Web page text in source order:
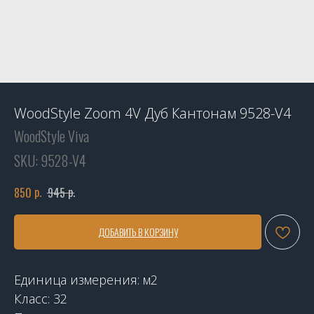
WoodStyle Zoom 4V Дуб Кантонам 9528-V4
WoodStyle Viva
SKU: 9528-V4
850 р. 945р.
ДОБАВИТЬ В КОРЗИНУ
Единица измерения: м2
Класс: 32